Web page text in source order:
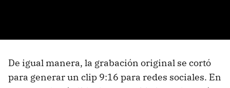
De igual manera, la grabación original se cortó
para generar un clip 9:16 para redes sociales. En